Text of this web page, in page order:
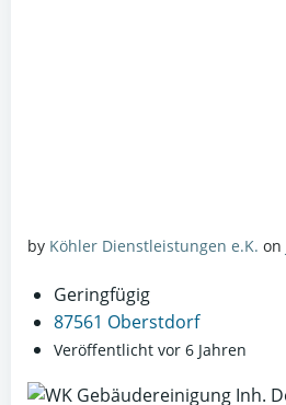
by Köhler Dienstleistungen e.K. on
Geringfügig
87561 Oberstdorf
Veröffentlicht vor 6 Jahren